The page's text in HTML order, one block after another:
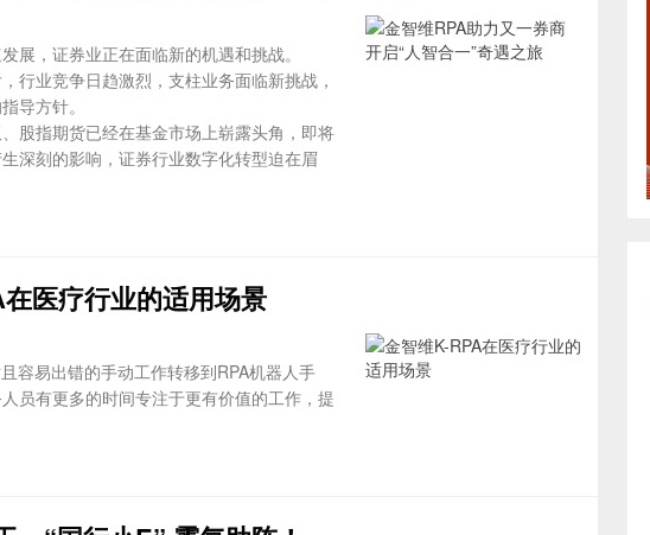
展，证券业正在面临新的机遇和挑战。
行业竞争日趋激烈，支柱业务面临新挑战，
导方针。
股指期货已经在基金市场上崭露头角，即将
深刻的影响，证券行业数字化转型迫在眉
医疗行业的适用场景
容易出错的手动工作转移到RPA机器人手
员有更多的时间专注于更有价值的工作，提